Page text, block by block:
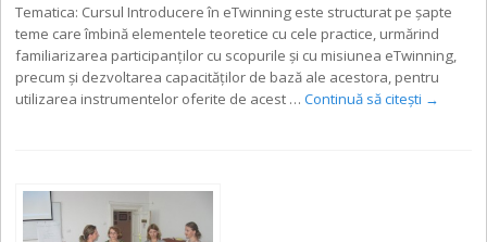
Tematica: Cursul Introducere în eTwinning este structurat pe şapte
teme care îmbină elementele teoretice cu cele practice, urmărind
familiarizarea participanţilor cu scopurile şi cu misiunea eTwinning,
precum şi dezvoltarea capacităţilor de bază ale acestora, pentru
utilizarea instrumentelor oferite de acest …Continuă să citești →